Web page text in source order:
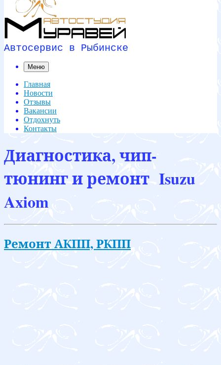
Автосервис в Рыбинске
Меню
Главная
Новости
Отзывы
Вакансии
Отдохнуть
Контакты
Диагностика, чип-
тюнинг и ремонт Isuzu
Axiom
Ремонт АКПП, РКПП